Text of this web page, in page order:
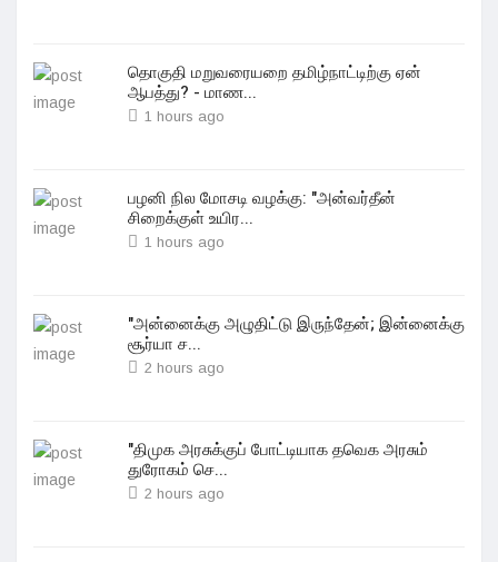
தொகுதி மறுவரையறை தமிழ்நாட்டிற்கு ஏன்
ஆபத்து? - மாண...
1 hours ago
பழனி நில மோசடி வழக்கு: "அன்வர்தீன்
சிறைக்குள் உயிர...
1 hours ago
"அன்னைக்கு அழுதிட்டு இருந்தேன்; இன்னைக்கு
சூர்யா ச...
2 hours ago
"திமுக அரசுக்குப் போட்டியாக தவெக அரசும்
துரோகம் செ...
2 hours ago